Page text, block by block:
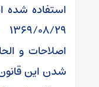
استفاده شده
اصلاحات و